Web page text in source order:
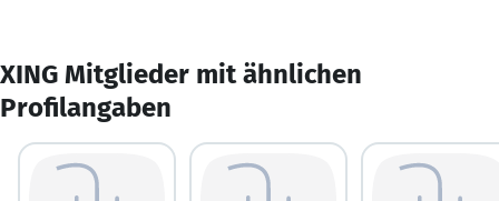
XING Mitglieder mit ähnlichen
Profilangaben